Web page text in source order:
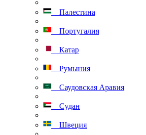
Палестина
Португалия
Катар
Румыния
Саудовская Аравия
Судан
Швеция